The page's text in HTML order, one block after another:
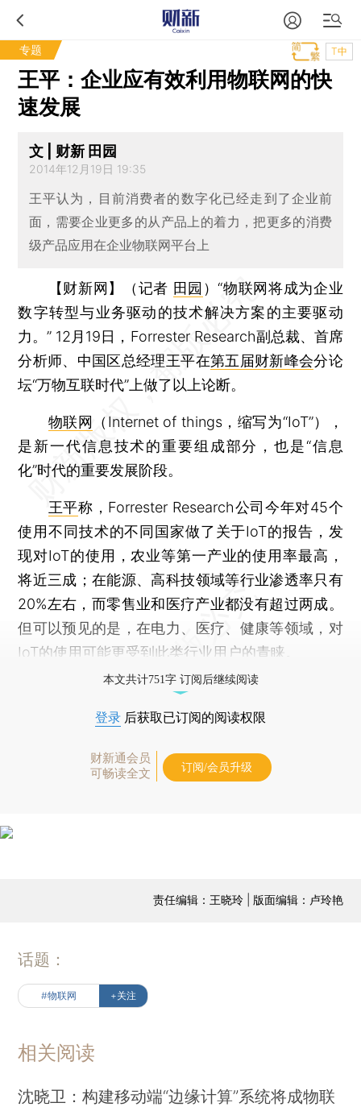
专题 T中
王平：企业应有效利用物联网的快
速发展
文 | 财新 田园
2014年12月19日 19:35
王平认为，目前消费者的数字化已经走到了企业前
面，需要企业更多的从产品上的着力，把更多的消费
级产品应用在企业物联网平台上
【财新网】（记者 田园 ）“物联网将成为企业
数字转型与业务驱动的技术解决方案的主要驱动
力。” 12月19日，Forrester Research副总裁、首席
分析师、中国区总经理王平在第五届财新峰会分论
坛“万物互联时代”上做了以上论断。
物联网
（Internet of things，缩写为“IoT”），
是新一代信息技术的重要组成部分，也是“信息
化”时代的重要发展阶段。
王平称，Forrester Research公司今年对45个
使用不同技术的不同国家做了关于IoT的报告，发
现对IoT的使用，农业等第一产业的使用率最高，
将近三成；在能源、高科技领域等行业渗透率只有
20%左右，而零售业和医疗产业都没有超过两成。
但可以预见的是，在电力、医疗、健康等领域，对
IoT的使用可能更受到此类行业用户的青睐。
本文共计751字 订阅后继续阅读
登录 后获取已订阅的阅读权限
财新通会员
可畅读全文
订阅/会员升级
责任编辑：王晓玲 | 版面编辑：卢玲艳
话题：
#物联网 +关注
相关阅读
沈晓卫：构建移动端“边缘计算”系统将成物联